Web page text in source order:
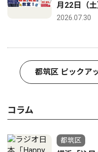
月22日（
2026.07.30
都筑区 ピックア
コラム
都筑区